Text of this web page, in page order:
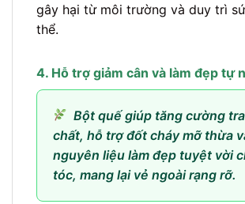
gây hại từ môi trường và duy trì
thể.
4. Hỗ trợ giảm cân và làm đẹp tự
Bột quế giúp tăng cường
chất, hỗ trợ đốt cháy mỡ thừa
nguyên liệu làm đẹp tuyệt vời
tóc, mang lại vẻ ngoài rạng rỡ.